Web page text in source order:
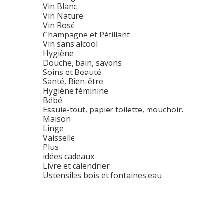
Vin Blanc
Vin Nature
Vin Rosé
Champagne et Pétillant
Vin sans alcool
Hygiène
Douche, bain, savons
Soins et Beauté
Santé, Bien-être
Hygiène féminine
Bébé
Essuie-tout, papier toilette, mouchoir.
Maison
Linge
Vaisselle
Plus
idées cadeaux
Livre et calendrier
Ustensiles bois et fontaines eau